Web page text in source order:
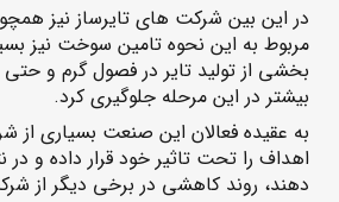
در این بین شرکت های تایرساز نیز
مربوط به این نحوه تامین سوخت نیز
بیشتر در این مرحله جلوگیری کرد.
اهداف را تحت تاثیر خود قرار داده و
دهند، روند کاهشی در برخی دیگر از